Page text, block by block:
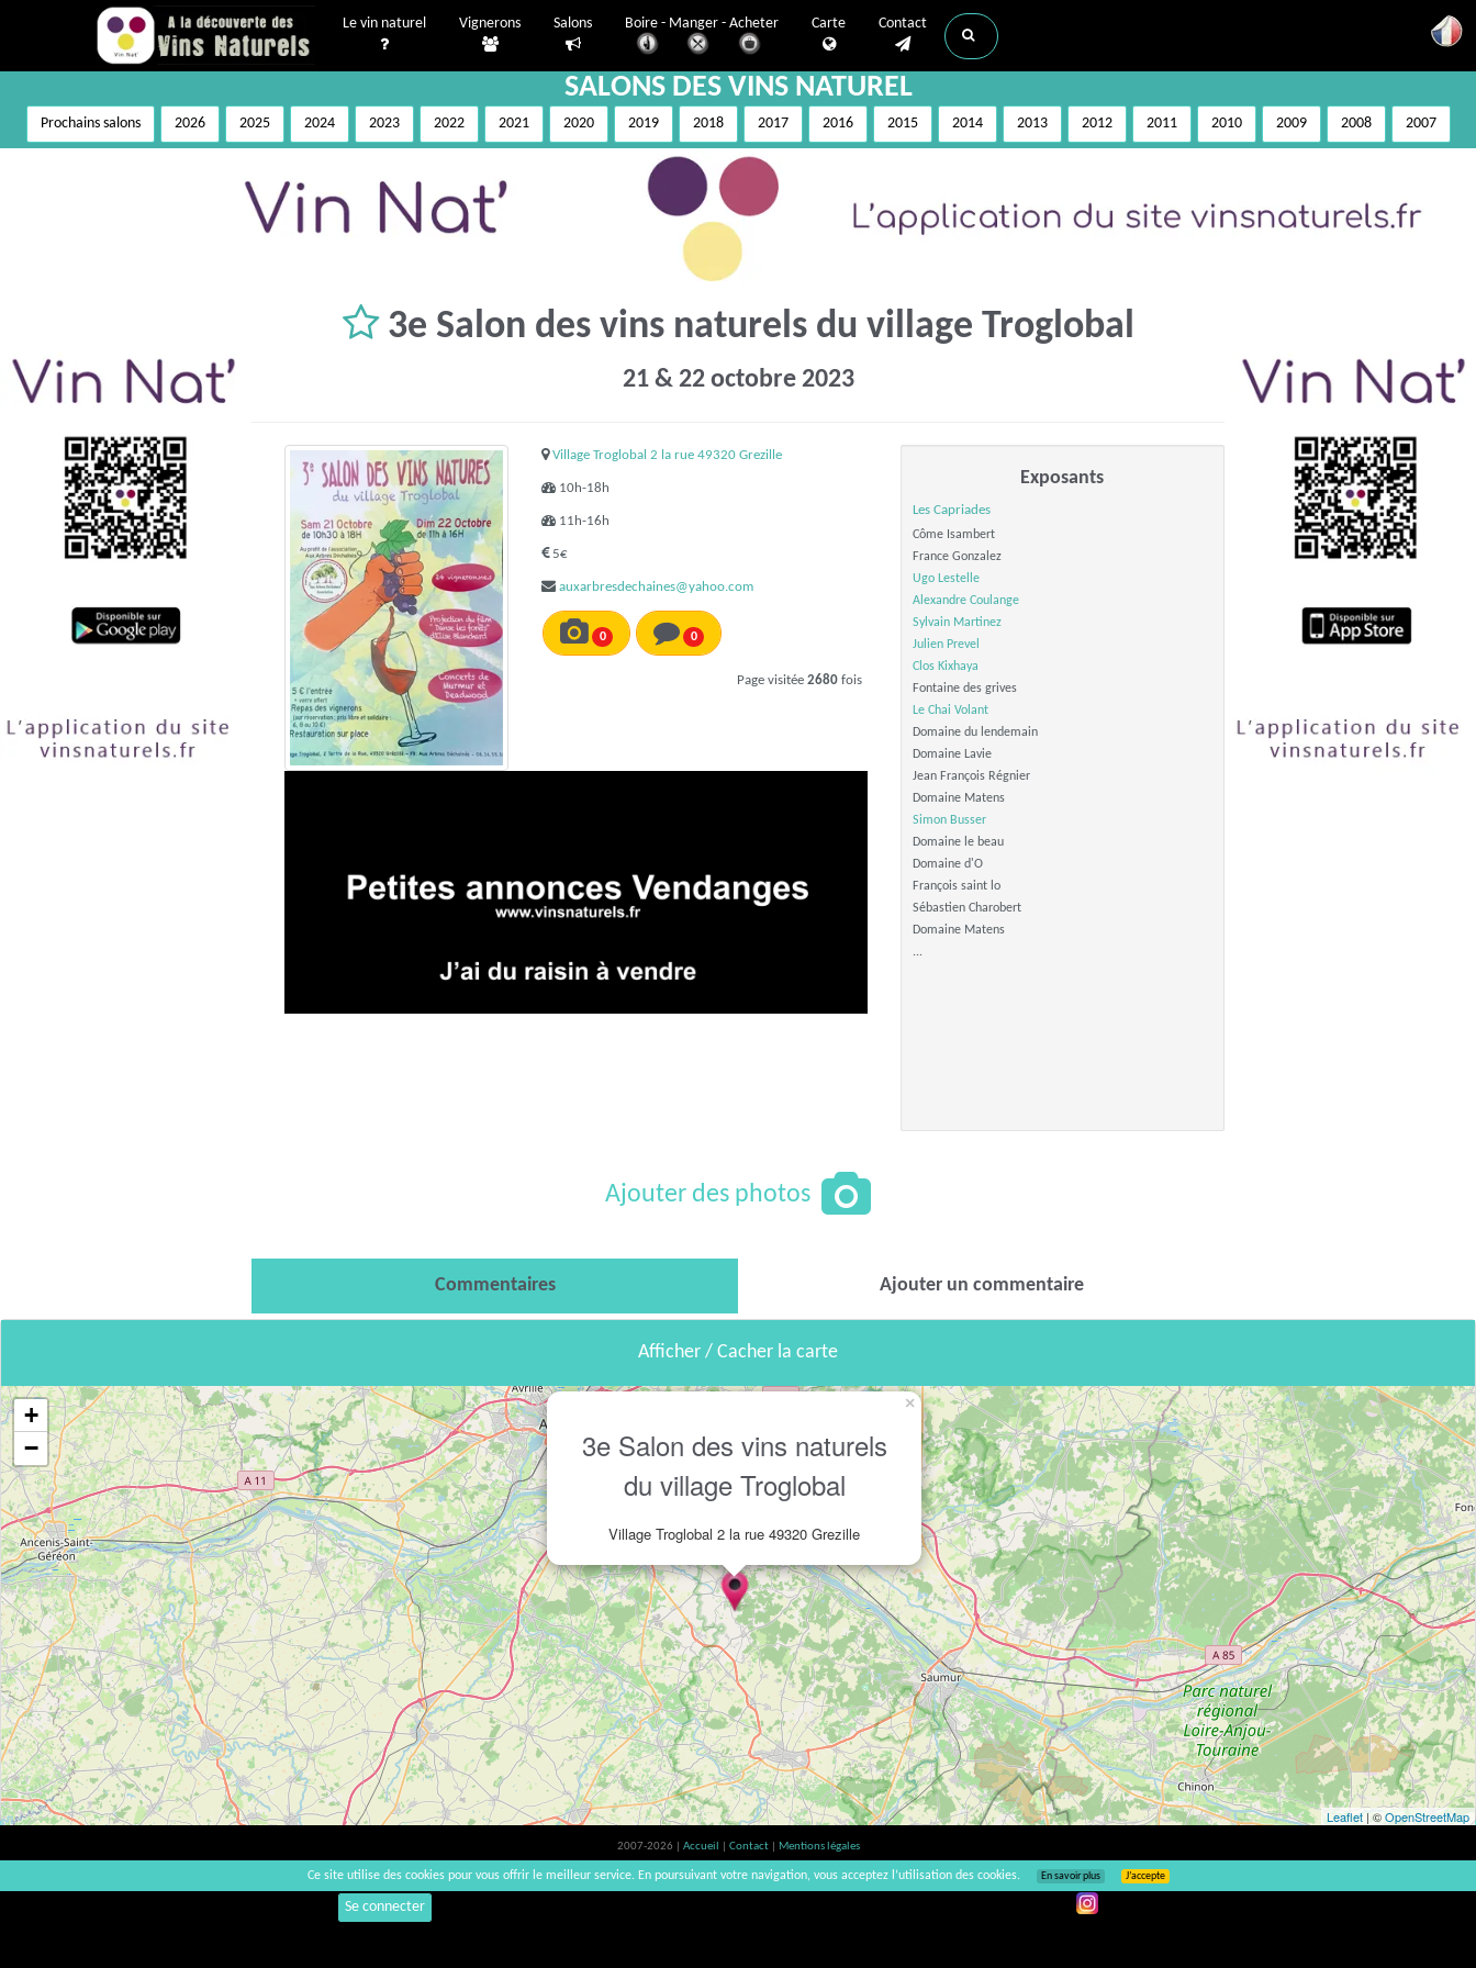
Le vin naturel Vignerons Salons Boire - Manger - Acheter Carte Contact
SALONS DES VINS NATUREL
Prochains salons 2026 2025 2024 2023 2022 2021 2020 2019 2018 2017 2016 2015 2014 2013 2012 2011 2010 2009 2008 2007
3e Salon des vins naturels du village Troglobal
21 & 22 octobre 2023
Village Troglobal 2 la rue 49320 Grezille
10h-18h
11h-16h
5€
auxarbresdechaines@yahoo.com
0 0
Page visitée 2680fois
Exposants
Les Capriades
Côme Isambert
France Gonzalez
Ugo Lestelle
Alexandre Coulange
Sylvain Martinez
Julien Prevel
Clos Kixhaya
Fontaine des grives
Le Chai Volant
Domaine du lendemain
Domaine Lavie
Jean François Régnier
Domaine Matens
Simon Busser
Domaine le beau
Domaine d'O
François saint lo
Sébastien Charobert
Domaine Matens
...
Ajouter des photos
Commentaires Ajouter un commentaire
Afficher / Cacher la carte
3e Salon des vins naturels
du village Troglobal
Village Troglobal 2 la rue 49320 Grezille
×
+
−
Leaflet | ©OpenStreetMap
2007-2026 | Accueil Contact
Mentions légales
L'abus d'alcool est dangereux pour la santé, à consommer avec modération. | vinsnaturels | v3.12
Se connecter
Ce site utilise des cookies pour vous offrir le meilleur service. En poursuivant votre navigation, vous acceptez l’utilisation des cookies. En savoir plus J’accepte